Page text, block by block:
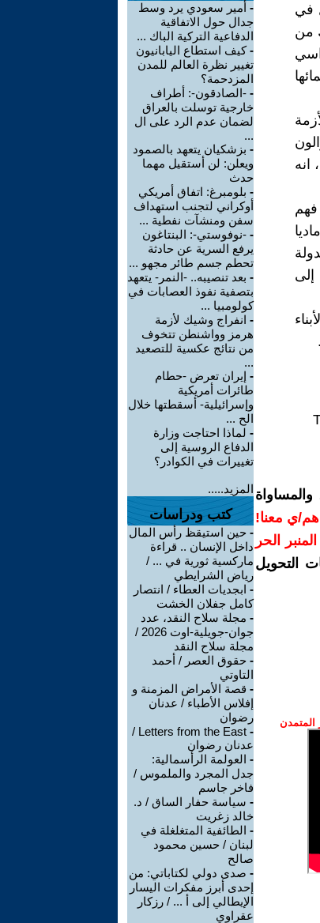
في
من
انه
إلى
ي معنا!
الحر
التحويل
- أمير سعودي يرد وسط
جدال حول الاتفاقية
الدفاعية التركية الباك ...
-كيف استطاع اليابانيون
تغيير نظرة العالم للمدن
المزدحمة؟
- -الصادقون-: أطراف
خارجية توسلت بالعراق
لضمان عدم الرد على ال
...
- بزشكيان يتعهد بالصمود
ويعلن: لن أستقيل مهما
حدث
- بلومبرغ: اتفاق أمريكي
أوكراني لتجنب استهداف
سفن ومنشآت نفطية ...
- -نوفوستي-: البنتاغون
يرفع السرية عن حادثة
تحطم جسم طائر مجهو ...
- بعد تنصيبه.. -النمر- يتعهد
بتصفية نفوذ العصابات في
كولومبيا ...
- انفراج وشيك لأزمة
هرمز وواشنطن تتخوف
من نتائج عكسية للتصعيد
...
- إيران تعرض -حطام
طائرات أمريكية
وإسرائيلية- أسقطتها خلال
الح ...
- لماذا احتاجت وزارة
الدفاع الروسية إلى
تغييرات في الكوادر؟
المزيد.....
كتب ودراسات
- حين استيقظ رأس المال
داخل الإنسان .. قراءة
ماركسية ثورية في ... /
رياض الشرايطي
- ابجديات العطاء / انتصار
كامل جفلان الخشت
- مجلة سلاح النقد، عدد
جوان-جويلية-اوت 2026 /
مجلة سلاح النقد
- حقوق العصر / أحمد
التاوتي
- قصة الأمراض المزمنة و
إفلاس الأطباء / عدنان
رضوان
-
Letters from the East /
عدنان رضوان
- العولمة الرأسمالية:
جدل المجرد والملموس /
فاخر جاسم
- سياسة حفار الساق / د.
خالد زغريت
- الطائفية المتغلغلة في
لبنان / حسين محمود
صالح
- صدى دولي لكتاباتي: من
إحدى أبرز مفكرات اليسار
الإيطالي إلى أ ... / رزكار
عقراوي